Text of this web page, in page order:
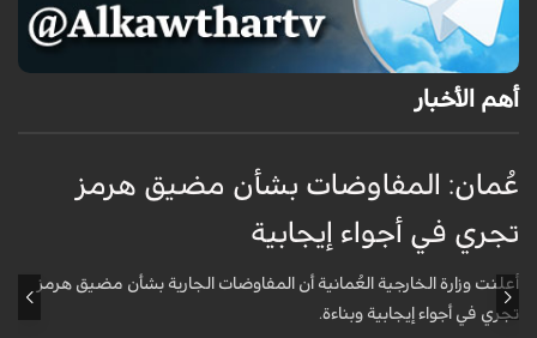
أهم الأخبار
عُمان: المفاوضات بشأن مضيق هرمز
تجري في أجواء إيجابية
أعلنت وزارة الخارجية العُمانية أن المفاوضات الجارية بشأن مضيق هرمز
تجري في أجواء إيجابية وبناءة.